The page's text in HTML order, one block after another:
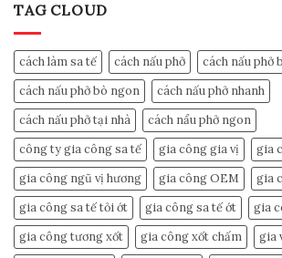
TAG CLOUD
cách làm sa tế cách nấu phở
cách nấu phở
cách nấu phở bò ngon
cách nấu phở nhanh
cách nấu phở tại nhà
cách nẩu phở ngon
công ty gia công sa tế
gia công gia vị
gia
gia công ngũ vị hương
gia công OEM
gia
gia công sa tế tỏi ớt
gia công sa tế ớt
gia
gia công tương xốt
gia công xốt chấm
gia